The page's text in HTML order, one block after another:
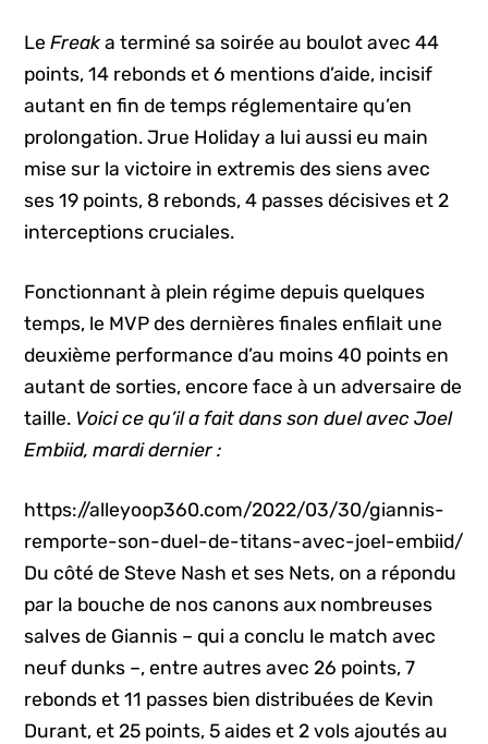
LeFreaka terminé sa soirée au boulot avec 44
points, 14 rebonds et 6 mentions d’aide, incisif
autant en fin de temps réglementaire qu’en
prolongation. Jrue Holiday a lui aussi eu main
mise sur la victoire in extremis des siens avec
ses 19 points, 8 rebonds, 4 passes décisives et 2
interceptions cruciales.
Fonctionnant à plein régime depuis quelques
temps, le MVP des dernières finales enfilait une
deuxième performance d’au moins 40 points en
autant de sorties, encore face à un adversaire de
taille. Voici ce qu’il a fait dans son duel avec Joel
Embiid, mardi dernier :
https://alleyoop360.com/2022/03/30/giannis-
remporte-son-duel-de-titans-avec-joel-embiid/
Du côté de Steve Nash et ses Nets, on a répondu
par la bouche de nos canons aux nombreuses
salves de Giannis – qui a conclu le match avec
neuf dunks –, entre autres avec 26 points, 7
rebonds et 11 passes bien distribuées de Kevin
Durant, et 25 points, 5 aides et 2 vols ajoutés au